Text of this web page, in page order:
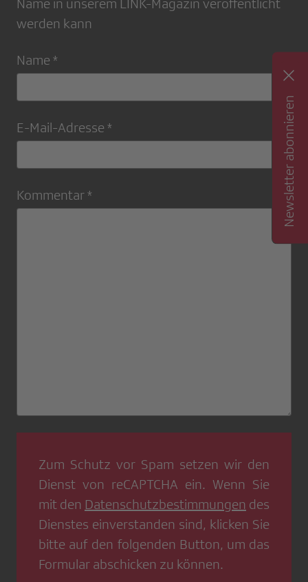
Name in unserem LINK-Magazin veröffentlicht
werden kann
Name *
E-Mail-Adresse *
Kommentar *
Zum Schutz vor Spam setzen wir den
Dienst von reCAPTCHA ein. Wenn Sie
mit den Datenschutzbestimmungen des
Dienstes einverstanden sind, klicken Sie
bitte auf den folgenden Button, um das
Formular abschicken zu können.
Newsletter abonnieren